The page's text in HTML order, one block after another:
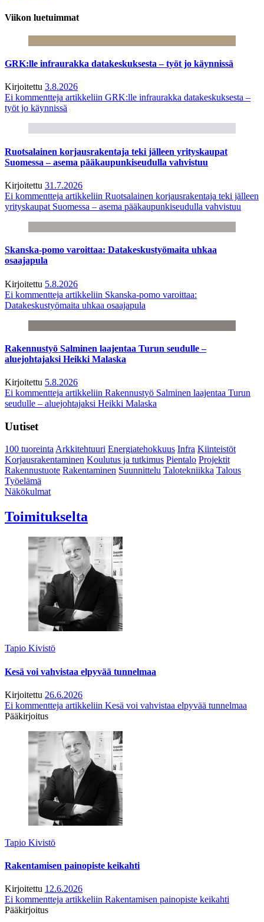
Viikon luetuimmat
GRK:lle infraurakka datakeskuksesta – työt jo käynnissä
Kirjoitettu 3.8.2026
Ei kommentteja artikkeliin GRK:lle infraurakka datakeskuksesta –
työt jo käynnissä
Ruotsalainen korjausrakentaja teki jälleen yrityskaupat
Suomessa – asema pääkaupunkiseudulla vahvistuu
Kirjoitettu 31.7.2026
Ei kommentteja artikkeliin Ruotsalainen korjausrakentaja teki jälleen
yrityskaupat Suomessa – asema pääkaupunkiseudulla vahvistuu
Skanska-pomo varoittaa: Datakeskustyömaita uhkaa
osaajapula
Kirjoitettu 5.8.2026
Ei kommentteja artikkeliin Skanska-pomo varoittaa:
Datakeskustyömaita uhkaa osaajapula
Rakennustyö Salminen laajentaa Turun seudulle –
aluejohtajaksi Heikki Malaska
Kirjoitettu 5.8.2026
Ei kommentteja artikkeliin Rakennustyö Salminen laajentaa Turun
seudulle – aluejohtajaksi Heikki Malaska
Uutiset
100 tuoreintaArkkitehtuuri Energiatehokkuus Infra Kiinteistöt
Korjausrakentaminen Koulutus ja tutkimus Pientalo Projektit
Rakennustuote Rakentaminen Suunnittelu Talotekniikka Talous
Työelämä
Näkökulmat
Toimitukselta
Tapio Kivistö
Kesä voi vahvistaa elpyvää tunnelmaa
Kirjoitettu 26.6.2026
Ei kommentteja artikkeliin Kesä voi vahvistaa elpyvää tunnelmaa
Pääkirjoitus
Tapio Kivistö
Rakentamisen painopiste keikahti
Kirjoitettu 12.6.2026
Ei kommentteja artikkeliin Rakentamisen painopiste keikahti
Pääkirjoitus